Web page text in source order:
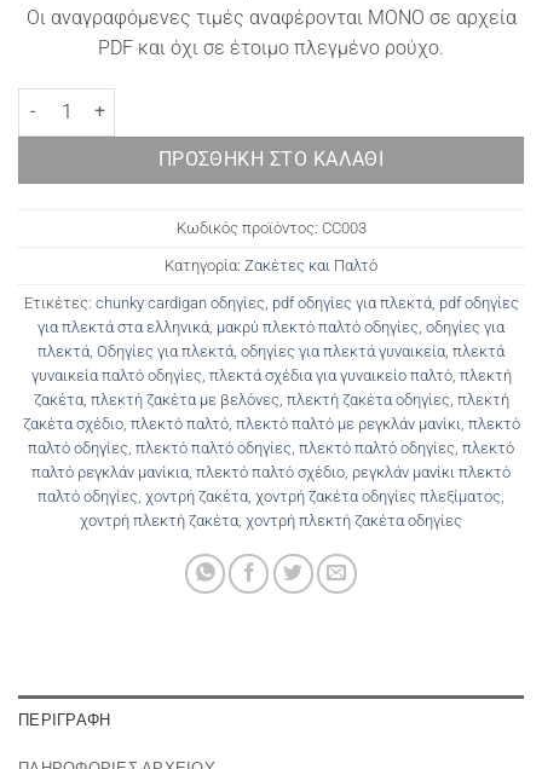
Οι αναγραφόμενες τιμές αναφέρονται ΜΟΝΟ σε αρχεία
PDF και όχι σε έτοιμο πλεγμένο ρούχο.
Πλεκτή ζακέτα με ρεγκλάν μανίκια Eirene ποσότητα
ΠΡΟΣΘΉΚΗ ΣΤΟ ΚΑΛΆΘΙ
Κωδικός προϊόντος: CC003
Κατηγορία: Ζακέτες και Παλτό
Ετικέτες: chunky cardigan οδηγίες, pdf οδηγίες για πλεκτά, pdf οδηγίες
για πλεκτά στα ελληνικά μακρύ πλεκτό παλτό οδηγίες οδηγίες για
πλεκτά Οδηγίες για πλεκτά οδηγίες για πλεκτά γυναικεία πλεκτά
γυναικεία παλτό οδηγίες, πλεκτά σχέδια για γυναικείο παλτό, πλεκτή
ζακέτα, πλεκτή ζακέτα με βελόνες, πλεκτή ζακέτα οδηγίες, πλεκτή
ζακέτα σχέδιο, πλεκτό παλτό, πλεκτό παλτό με ρεγκλάν μανίκι πλεκτό
παλτό οδηγίες πλεκτό παλτό οδηγίες πλεκτό παλτό οδηγίες πλεκτό
παλτό ρεγκλάν μανίκια πλεκτό παλτό σχέδιο ρεγκλάν μανίκι πλεκτό
παλτό οδηγίες χοντρή ζακέτα χοντρή ζακέτα οδηγίες πλεξίματος
χοντρή πλεκτή ζακέτα χοντρή πλεκτή ζακέτα οδηγίες
ΠΕΡΙΓΡΑΦΉ